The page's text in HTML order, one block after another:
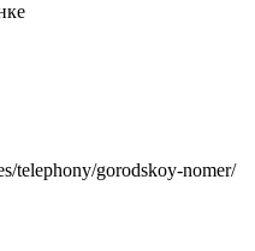
telephony/gorodskoy-nomer/